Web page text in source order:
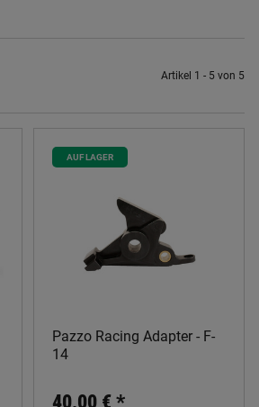
Artikel 1 - 5 von 5
AUF LAGER
Pazzo Racing Adapter - F-
14
40,00 €*